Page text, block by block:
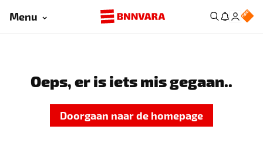
Menu
Oeps, er is iets mis gegaan..
Doorgaan naar de homepage